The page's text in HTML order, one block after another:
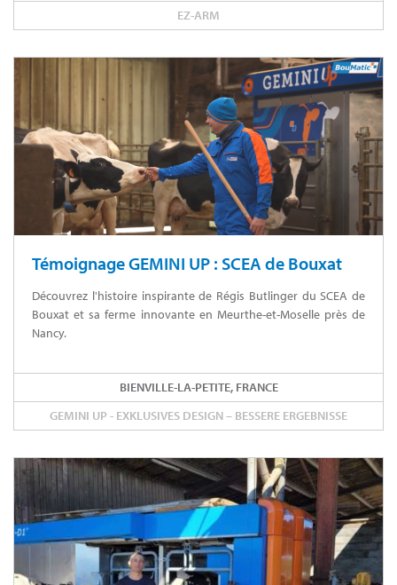
EZ-ARM
Témoignage GEMINI UP : SCEA de Bouxat
Découvrez l'histoire inspirante de Régis Butlinger du SCEA de
Bouxat et sa ferme innovante en Meurthe-et-Moselle près de
Nancy.
BIENVILLE-LA-PETITE, FRANCE
GEMINI UP - EXKLUSIVES DESIGN – BESSERE ERGEBNISSE